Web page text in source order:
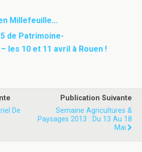
Millefeuille…
de Patrimoine-
les 10 et 11 avril à Rouen !
De
Publication Suivante
Semaine Agricultures &
Paysages 2013 : Du 13 Au 18
Mai